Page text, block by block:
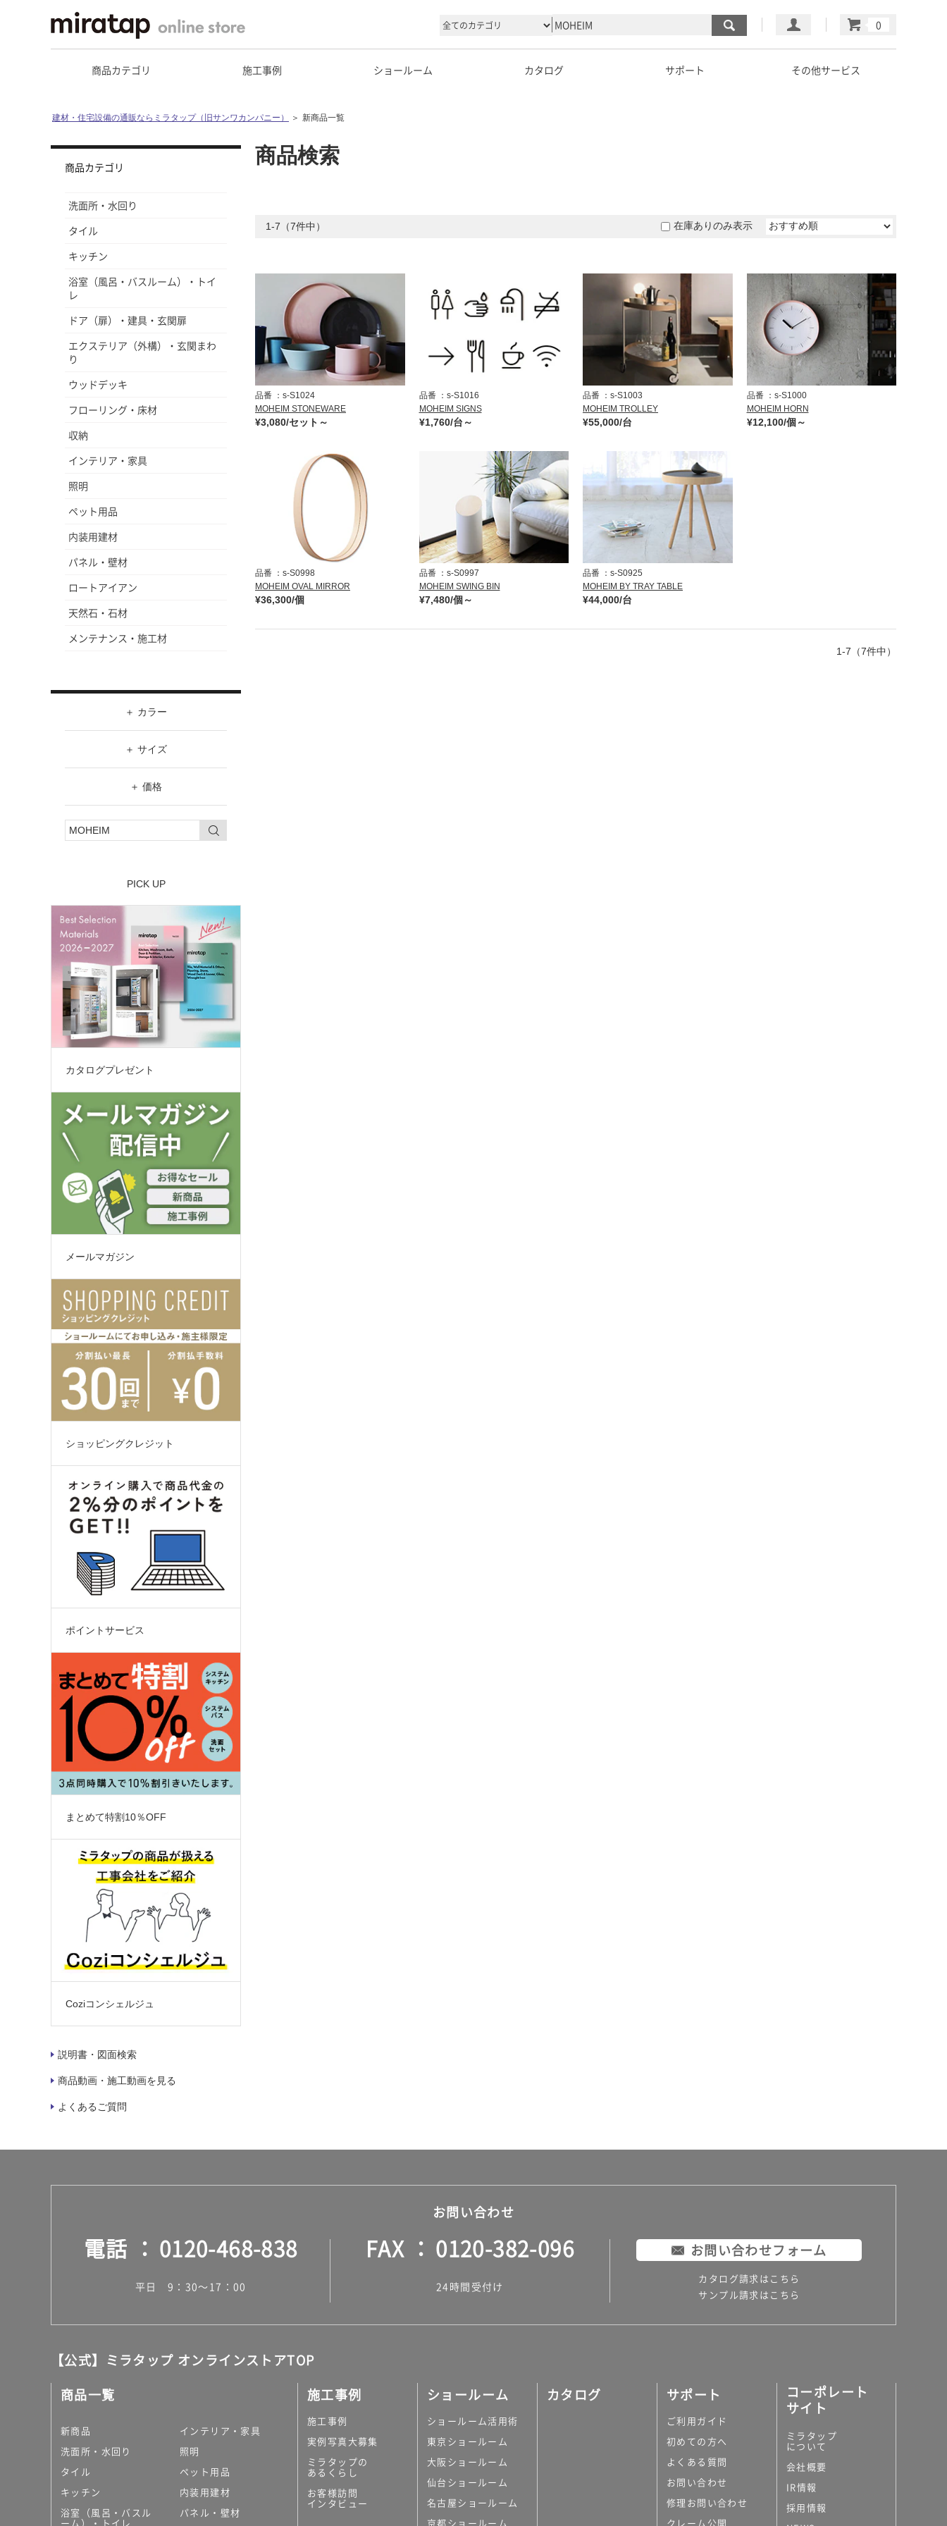
マイページ
カート
商品カテゴリ 施工事例 ショールーム カタログ サポート その他サービス
建材・住宅設備の通販ならミラタップ（旧サンワカンパニー） ＞ 新商品一覧
商品検索
在庫ありのみ表示
1-7（7件中）
品番
s-S1024
MOHEIM STONEWARE
¥3,080/セット～
品番
s-S1016
MOHEIM SIGNS
¥1,760/台～
品番
s-S1003
MOHEIM TROLLEY
¥55,000/台
品番
s-S1000
MOHEIM HORN
¥12,100/個～
品番
s-S0998
MOHEIM OVAL MIRROR
¥36,300/個
品番
s-S0997
MOHEIM SWING BIN
¥7,480/個～
品番
s-S0925
MOHEIM BY TRAY TABLE
¥44,000/台
1-7（7件中）
商品カテゴリ
洗面所・水回り
タイル
キッチン
浴室（風呂・バスルーム）・トイ
レ
ドア（扉）・建具・玄関扉
エクステリア（外構）・玄関まわ
り
ウッドデッキ
フローリング・床材
収納
インテリア・家具
照明
ペット用品
内装用建材
パネル・壁材
ロートアイアン
天然石・石材
メンテナンス・施工材
カラー
ブラック
ブラウン
ベージュ / ナチュラル
ブルー
パープル
イエロー
ピンク
レッド
シルバー
ゴールド
その他(マルチカラー)
サイズ
～
H（高さ）
価格
～
PICK UP
カタログプレゼント
メールマガジン
ショッピングクレジット
ポイントサービス
まとめて特割10％OFF
Coziコンシェルジュ
説明書・図面検索
商品動画・施工動画を見る
よくあるご質問
お問い合わせ
電話 0120-468-838
平日 9：30～17：00
FAX 0120-382-096
24時間受付け
お問い合わせフォーム
カタログ請求はこちら
サンプル請求はこちら
【公式】ミラタップ オンラインストアTOP
商品一覧
新商品
洗面所・水回り
タイル
キッチン
浴室（風呂・バスル
ーム）・トイレ
インテリア・家具
照明
ペット用品
内装用建材
パネル・壁材
施工事例
施工事例
実例写真大募集
ミラタップの
あるくらし
お客様訪問
インタビュー
ショールーム
ショールーム活用術
東京ショールーム
大阪ショールーム
仙台ショールーム
名古屋ショールーム
京都ショールーム
カタログ サポート
ご利用ガイド
初めての方へ
よくある質問
お問い合わせ
修理お問い合わせ
クレーム公開
コーポレート
サイト
ミラタップ
について
会社概要
IR情報
採用情報